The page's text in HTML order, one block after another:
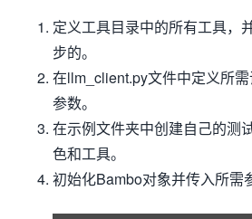
定义工具目录中的所有工具，
步的。
在llm_client.py文件中定义所
参数。
在示例文件夹中创建自己的测
色和工具。
初始化Bambo对象并传入所需